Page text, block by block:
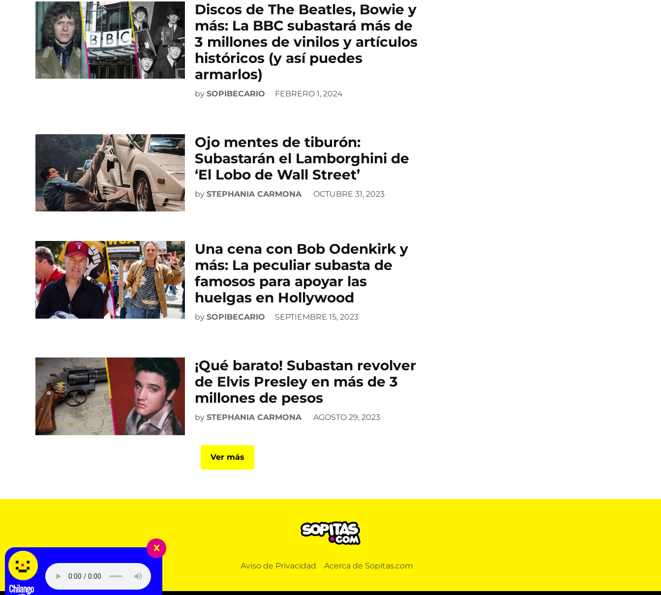
Discos de The Beatles, Bowie y
más: La BBC subastará más de
3 millones de vinilos y artículos
históricos (y así puedes
armarlos)
by SOPIBECARIO FEBRERO 1, 2024
Ojo mentes de tiburón:
Subastarán el Lamborghini de
‘El Lobo de Wall Street’
by STEPHANIA CARMONA OCTUBRE 31, 2023
Una cena con Bob Odenkirk y
más: La peculiar subasta de
famosos para apoyar las
huelgas en Hollywood
by SOPIBECARIO SEPTIEMBRE 15, 2023
¡Qué barato! Subastan revolver
de Elvis Presley en más de 3
millones de pesos
by STEPHANIA CARMONA AGOSTO 29, 2023
Ver más
Aviso de Privacidad Acerca de Sopitas.com
x